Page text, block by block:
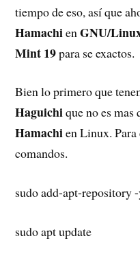
tiempo de eso, así que
Hamachien GNU/
Mint 19para se exactos.
Bien lo primero que
Haguichique no es
Hamachien Linux.
comandos.
sudo add-apt-repository
sudo apt update